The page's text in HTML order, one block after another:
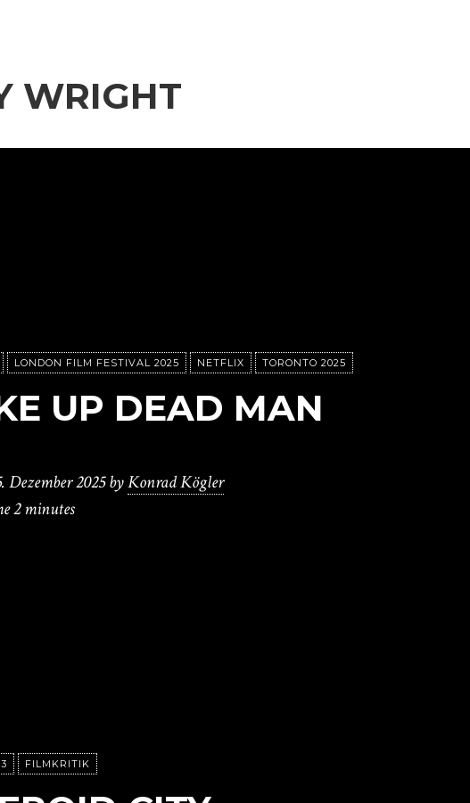
WRIGHT
LONDON FILM FESTIVAL 2025 NETFLIX TORONTO 2025
UP DEAD MAN
Dezember 2025byKonrad Kögler
2 minutes
FILMKRITIK